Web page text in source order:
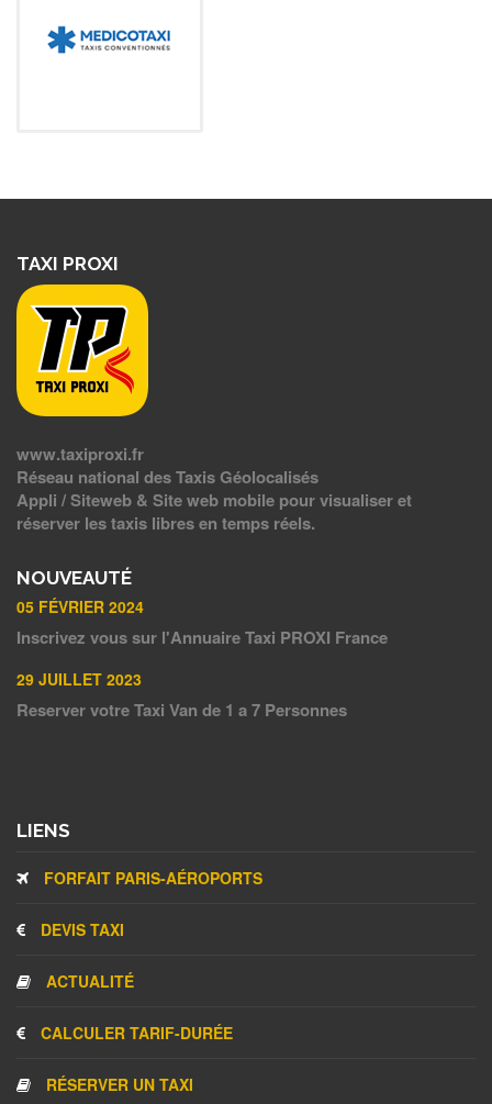
TAXI PROXI
www.taxiproxi.fr
Réseau national des Taxis Géolocalisés
Appli / Siteweb & Site web mobile pour visualiser et
réserver les taxis libres en temps réels.
NOUVEAUTÉ
05 FÉVRIER 2024
Inscrivez vous sur l'Annuaire Taxi PROXI France
29 JUILLET 2023
Reserver votre Taxi Van de 1 a 7 Personnes
LIENS
FORFAIT PARIS-AÉROPORTS
DEVIS TAXI
ACTUALITÉ
CALCULER TARIF-DURÉE
RÉSERVER UN TAXI